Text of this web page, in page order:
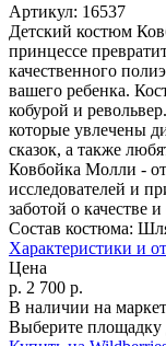
Артикул: 16537
Детский костюм
принцессе
качественного
вашего ребенка.
кобурой и
которые увлечены
сказок, а также
Ковбойка Молли -
исследователей и
заботой о качестве
Состав костюма:
Характеристики и
Цена
р. 2 700 р.
В наличии на
Выберите площадку